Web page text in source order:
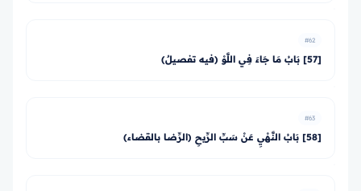
#62
[57] بَابُ مَا جَاءَ فِي اللَّوْ (فيه تفصيلٌ)
#63
[58] بَابُ النَّهْيِ عَنْ سَبِّ الرِّيحِ (الرِّضا بالقضاء)